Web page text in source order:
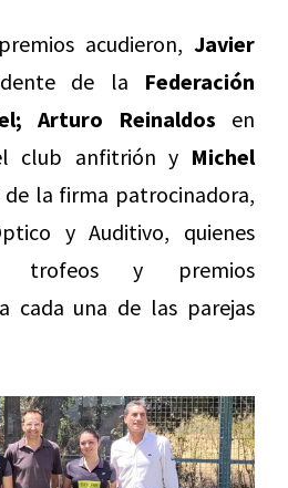
acudieron, Javier
de la Federación
Arturo Reinaldos en
club anfitrión y Michel
la firma patrocinadora,
y Auditivo, quienes
trofeos y premios
cada una de las parejas